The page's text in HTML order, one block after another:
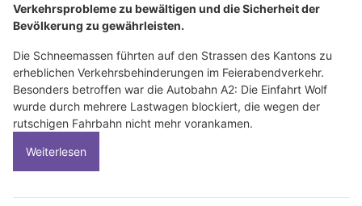
Verkehrsprobleme zu bewältigen und die Sicherheit der
Bevölkerung zu gewährleisten.
Die Schneemassen führten auf den Strassen des Kantons zu
erheblichen Verkehrsbehinderungen im Feierabendverkehr.
Besonders betroffen war die Autobahn A2: Die Einfahrt Wolf
wurde durch mehrere Lastwagen blockiert, die wegen der
rutschigen Fahrbahn nicht mehr vorankamen.
Weiterlesen